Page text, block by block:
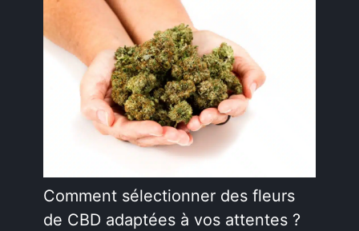
Comment sélectionner des fleurs
de CBD adaptées à vos attentes ?